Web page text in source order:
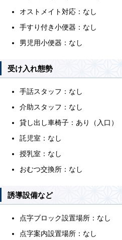
オストメイト対応：なし
手すり付き小便器：なし
男児用小便器：なし
受け入れ態勢
手話スタッフ：なし
介助スタッフ：なし
貸し出し車椅子：あり（入口）
託児室：なし
授乳室：なし
おむつ交換所：なし
誘導設備など
点字ブロック設置場所：なし
点字案内設置場所：なし